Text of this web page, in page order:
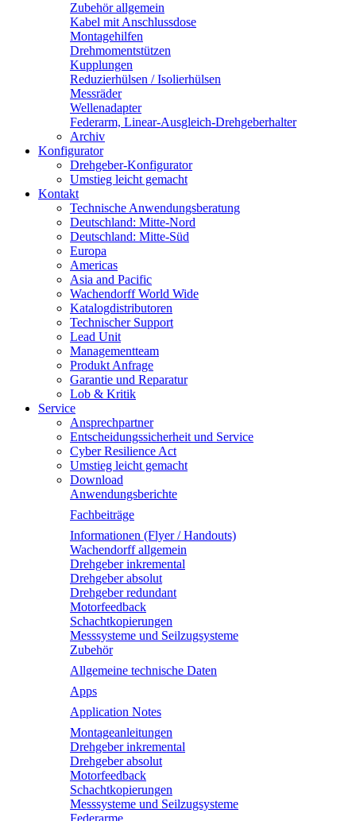
Zubehör allgemein
Kabel mit Anschlussdose
Montagehilfen
Drehmomentstützen
Kupplungen
Reduzierhülsen / Isolierhülsen
Messräder
Wellenadapter
Federarm, Linear-Ausgleich-Drehgeberhalter
Archiv
Konfigurator
Drehgeber-Konfigurator
Umstieg leicht gemacht
Kontakt
Technische Anwendungsberatung
Deutschland: Mitte-Nord
Deutschland: Mitte-Süd
Europa
Americas
Asia and Pacific
Wachendorff World Wide
Katalogdistributoren
Technischer Support
Lead Unit
Managementteam
Produkt Anfrage
Garantie und Reparatur
Lob & Kritik
Service
Ansprechpartner
Entscheidungssicherheit und Service
Cyber Resilience Act
Umstieg leicht gemacht
Download
Anwendungsberichte
Fachbeiträge
Informationen (Flyer / Handouts)
Wachendorff allgemein
Drehgeber inkremental
Drehgeber absolut
Drehgeber redundant
Motorfeedback
Schachtkopierungen
Messsysteme und Seilzugsysteme
Zubehör
Allgemeine technische Daten
Apps
Application Notes
Montageanleitungen
Drehgeber inkremental
Drehgeber absolut
Motorfeedback
Schachtkopierungen
Messsysteme und Seilzugsysteme
Federarme